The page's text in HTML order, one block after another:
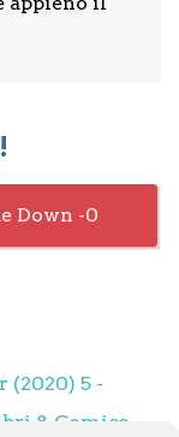
0
(2020) 5 -
& Comics